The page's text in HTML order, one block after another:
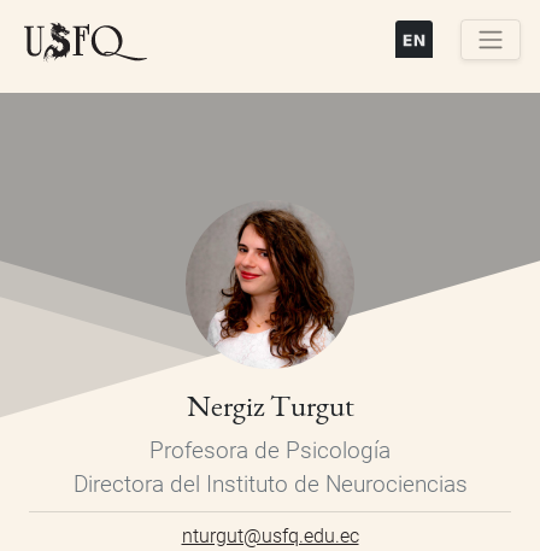
Nergiz Turgut
Profesora de Psicología
Directora del Instituto de Neurociencias
nturgut@usfq.edu.ec